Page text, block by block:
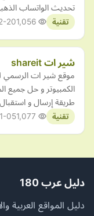
تحديث الواتساب
تقنية 20
شير ات shareit
موقع شير ات الرسمي
الكمبيوتر و حل جميع
طريقة إرسال و
تقنية 05
دليل عرب 180
دليل المواقع العربية